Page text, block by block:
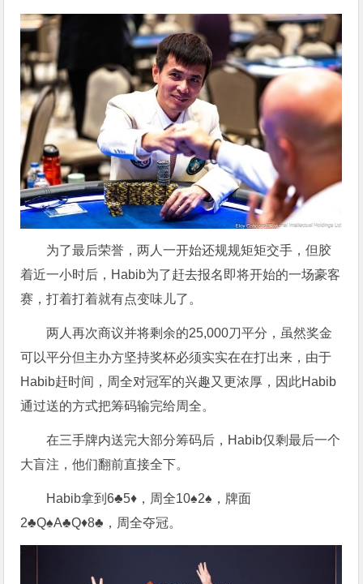
为了最后荣誉，两人一开始还规规矩矩交手，但胶
着近一小时后，Habib为了赶去报名即将开始的一场豪客
赛，打着打着就有点变味儿了。
两人再次商议并将剩余的25,000刀平分，虽然奖金
可以平分但主办方坚持奖杯必须实实在在打出来，由于
Habib赶时间，周全对冠军的兴趣又更浓厚，因此Habib
通过送的方式把筹码输完给周全。
在三手牌内送完大部分筹码后，Habib仅剩最后一个
大盲注，他们翻前直接全下。
Habib拿到6♣5♦，周全10♠2♠，牌面
2♣Q♠A♣Q♦8♣，周全夺冠。